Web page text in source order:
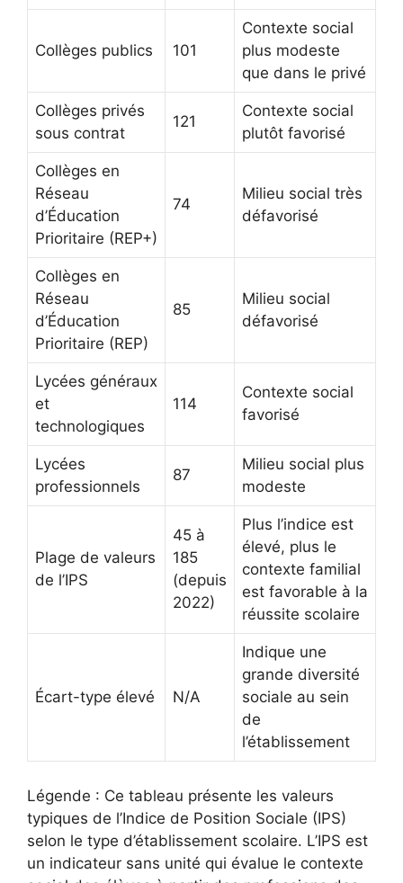
Collèges publics 101
Contexte social
plus modeste
que dans le privé
Collèges privés
sous contrat
121
Contexte social
plutôt favorisé
Collèges en
Réseau
d’Éducation
Prioritaire (REP+)
74
Milieu social très
défavorisé
Collèges en
Réseau
d’Éducation
Prioritaire (REP)
85
Milieu social
défavorisé
Lycées généraux
et
technologiques
114
Contexte social
favorisé
Lycées
professionnels
87
Milieu social plus
modeste
Plage de valeurs
de l’IPS
45 à
185
(depuis
2022)
Plus l’indice est
élevé, plus le
contexte familial
est favorable à la
réussite scolaire
Écart-type élevé N/A
Indique une
grande diversité
sociale au sein
de
l’établissement
Légende : Ce tableau présente les valeurs
typiques de l’Indice de Position Sociale (IPS)
selon le type d’établissement scolaire. L’IPS est
un indicateur sans unité qui évalue le contexte